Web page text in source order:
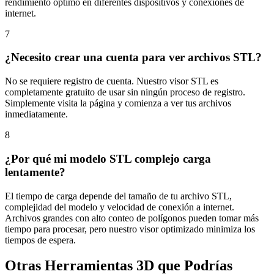
internet.
7
¿Necesito crear una cuenta para ver archivos STL?
No se requiere registro de cuenta. Nuestro visor STL es
completamente gratuito de usar sin ningún proceso de registro.
Simplemente visita la página y comienza a ver tus archivos
inmediatamente.
8
¿Por qué mi modelo STL complejo carga
lentamente?
El tiempo de carga depende del tamaño de tu archivo STL,
complejidad del modelo y velocidad de conexión a internet.
Archivos grandes con alto conteo de polígonos pueden tomar más
tiempo para procesar, pero nuestro visor optimizado minimiza los
tiempos de espera.
Otras Herramientas 3D que Podrías